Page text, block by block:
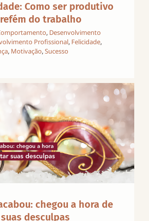
Como ser produtivo
do trabalho
, Desenvolvimento
Profissional, Felicidade,
, Motivação,Sucesso
chegou a hora de
desculpas